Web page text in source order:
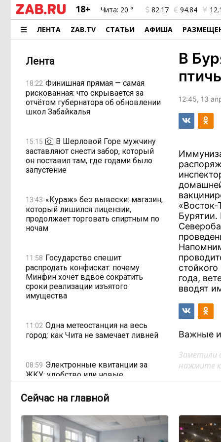
18+ Чита: 20 ° 82.17 94.84
ЛЕНТА ZAB.TV СТАТЬИ АФИША
Лента
18:22 Финишная прямая — самая
рискованная: что скрывается за
отчётом губернатора об обновлении
школ Забайкалья
15:15
В Шерловой Горе мужчину
заставляют снести забор, который
он поставил там, где годами было
запустение
13:43 «Кураж» без вывески: магазин,
который лишился лицензии,
продолжает торговать спиртным по
ночам
11:58 Государство спешит
распродать конфискат: почему
Минфин хочет вдвое сократить
сроки реализации изъятого
имущества
11:02 Одна метеостанция на весь
город: как Чита не замечает ливней
08:59 Электронные квитанции за
ЖКУ: удобство или новые
проблемы? Что изменится с 2027
года
17:03, Вчера
Рабочих рук меньше, а
проверок — больше: как
В
12:45, 13
Бурятии.
года,
вводят
Важные
Заметили
нажмите
Сейчас на главной